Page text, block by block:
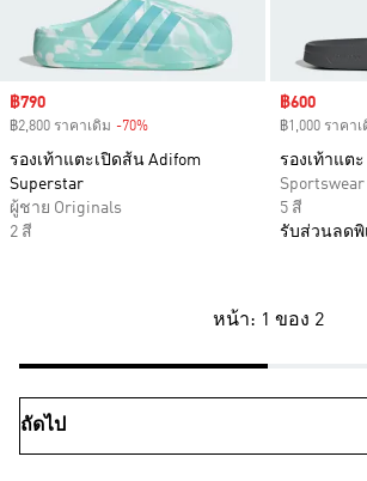
Sale price
฿790
฿2,800 ราคาเดิม -70%
รองเท้าแตะเปิดส้น Adifom
Superstar
ผู้ชาย Originals
2 สี
Sale price
฿600
฿1,000 ราคา
รองเท้าแต
Sportswear
5 สี
รับส่วนลดพิ
หน้า: 1 ของ 2
ถัดไป